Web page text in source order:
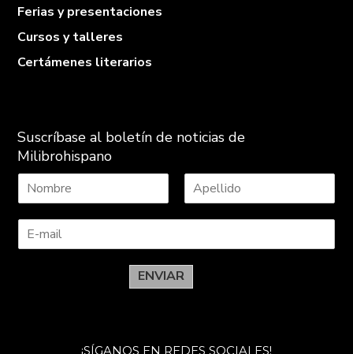
Ferias y presentaciones
Cursos y talleres
Certámenes literarios
Suscríbase al boletín de noticias de
Milibrohispano
o
b
p
l
d
ENVIAR
¡SÍGANOS EN REDES SOCIALES!